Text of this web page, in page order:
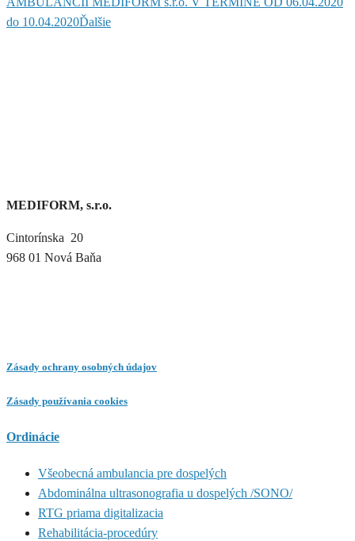
do 10.04.2020Ďalšie
MEDIFORM, s.r.o.
Cintorínska 20
968 01 Nová Baňa
Zásady ochrany osobných údajov
Zásady používania cookies
Ordinácie
Všeobecná ambulancia pre dospelých
Abdominálna ultrasonografia u dospelých /SONO/
RTG priama digitalizacia
Rehabilitácia-procedúry